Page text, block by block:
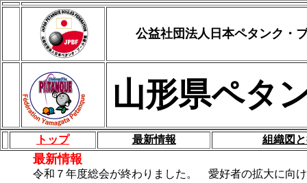
公益社団法人日本ペタンク
山形県ペタ
トップ 最新情報 組織図
最新情報
令和７年度総会が終わりました。 愛好者の拡大に向